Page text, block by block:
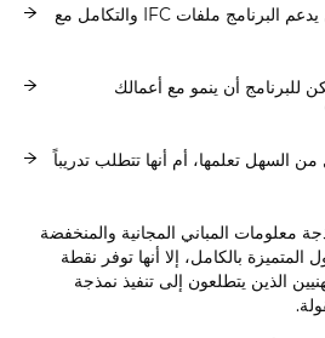
هل يدعم البرنامج ملفات IFC والتكامل مع
للبرنامج أن ينمو مع أعمالك
السهل تعلمها، أم أنها تتطلب تدريباً
معلومات المباني المجانية والمنخفضة
بالكامل، إلا أنها توفر نقطة
الذين يتطلعون إلى تنفيذ نمذجة